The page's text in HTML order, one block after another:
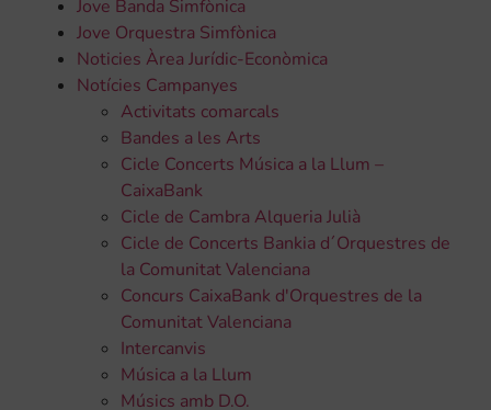
Jove Banda Simfònica
Jove Orquestra Simfònica
Noticies Àrea Jurídic-Econòmica
Notícies Campanyes
Activitats comarcals
Bandes a les Arts
Cicle Concerts Música a la Llum –
CaixaBank
Cicle de Cambra Alqueria Julià
Cicle de Concerts Bankia d´Orquestres de
la Comunitat Valenciana
Concurs CaixaBank d'Orquestres de la
Comunitat Valenciana
Intercanvis
Música a la Llum
Músics amb D.O.